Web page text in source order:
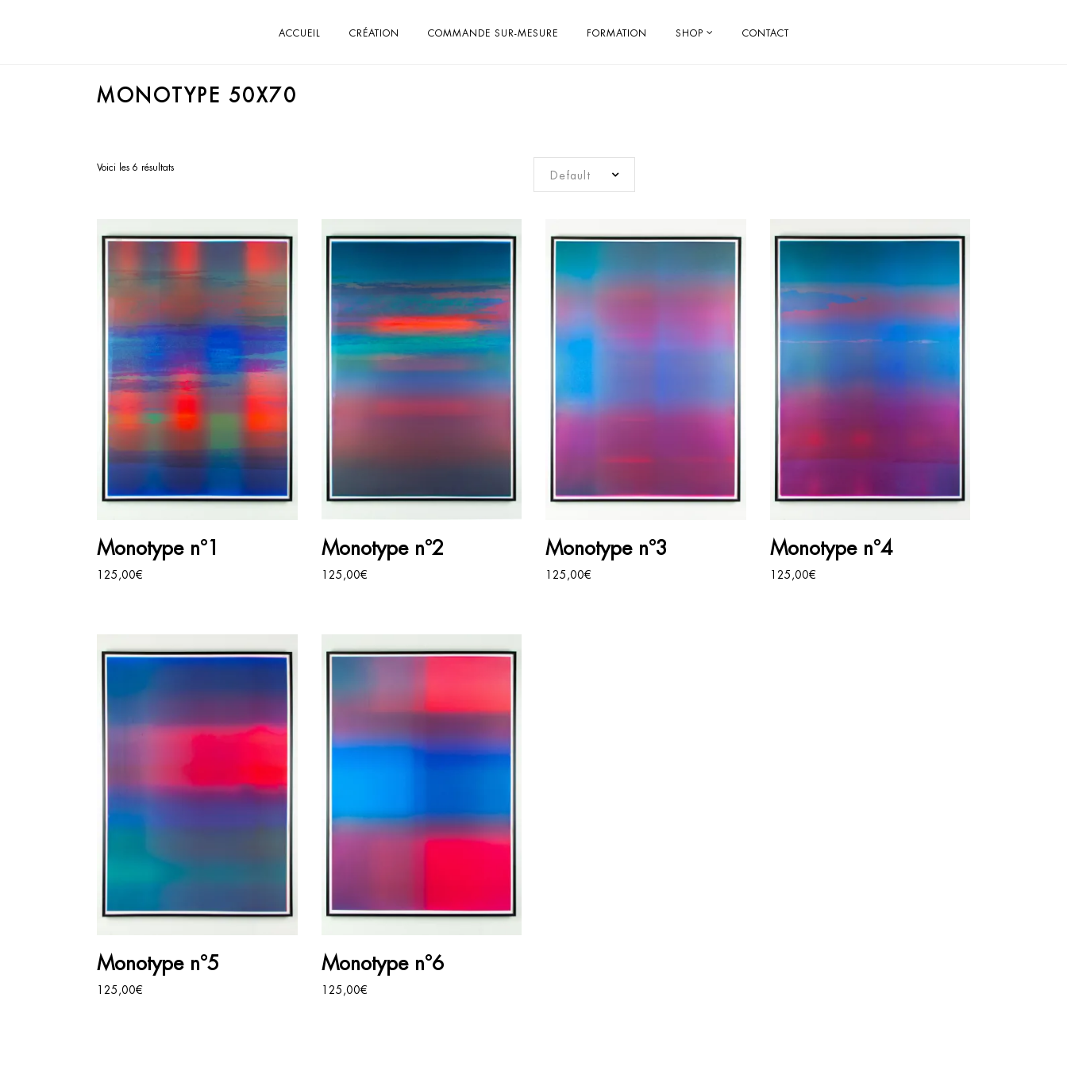
ACCUEIL CRÉATION COMMANDE SUR-MESURE FORMATION SHOP CONTACT
MONOTYPE 50X70
Voici les 6 résultats
Default
Monotype n°1
125,00€
Monotype n°2
125,00€
Monotype n°3
125,00€
AJOUTER AU PANIER
Monotype n°4
125,00€
Monotype n°5
125,00€
Monotype n°6
125,00€